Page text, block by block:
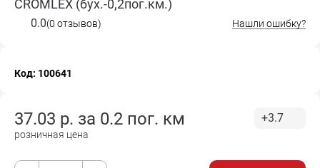
CROMLEX (бух.-0,2пог.км.)
0.0(0 отзывов) Нашли ошибку?
Код: 100641
37.03 р. за 0.2 пог. км
розничная цена
+3.7